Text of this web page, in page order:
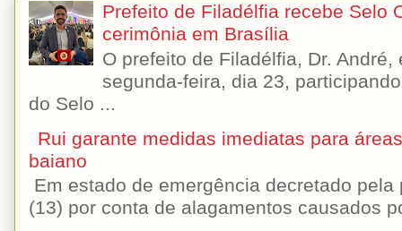
Prefeito de Filadélfia recebe Selo
cerimônia em Brasília
O prefeito de Filadélfia, Dr.
segunda-feira, dia 23,
do Selo ...
Rui garante medidas imediatas para
baiano
Em estado de emergência decretado
(13) por conta de alagamentos causados